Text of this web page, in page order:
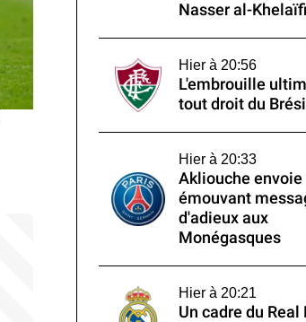
Nasser al-Khelaïfi
Hier à 20:56
L'embrouille
tout droit du Brésil
Hier à 20:33
Akliouche envoie
émouvant
d'adieux aux
Monégasques
Hier à 20:21
Un cadre du Real